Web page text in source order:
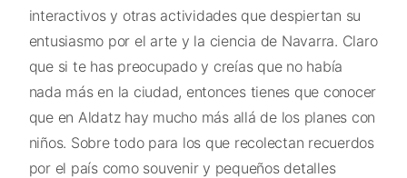
interactivos y otras actividades que despiertan su
entusiasmo por el arte y la ciencia de Navarra. Claro
que si te has preocupado y creías que no había
nada más en la ciudad, entonces tienes que conocer
que en Aldatz hay mucho más allá de los planes con
niños. Sobre todo para los que recolectan recuerdos
por el país como souvenir y pequeños detalles